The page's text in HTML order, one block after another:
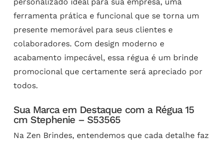
personalizado ideal para sua empresa, uma
ferramenta prática e funcional que se torna um
presente memorável para seus clientes e
colaboradores. Com design moderno e
acabamento impecável, essa régua é um brinde
promocional que certamente será apreciado por
todos.
Sua Marca em Destaque com a Régua 15
cm Stephenie – S53565
Na Zen Brindes, entendemos que cada detalhe faz